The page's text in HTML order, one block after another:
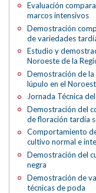
Evaluación
marcos intensivos
Demostración
de variedades
Estudio y
Noroeste de la
Demostración de
lúpulo en el
Jornada Técnica
Demostración del
de floración tardía
Comportamiento
cultivo normal e
Demostración del
negra
Demostración de
técnicas de poda